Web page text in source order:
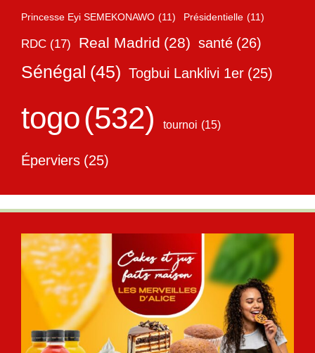
Princesse Eyi SEMEKONAWO (11) Présidentielle (11)
RDC (17) Real Madrid (28) santé (26)
Sénégal (45) Togbui Lanklivi 1er (25)
togo(532) tournoi (15)
Éperviers (25)